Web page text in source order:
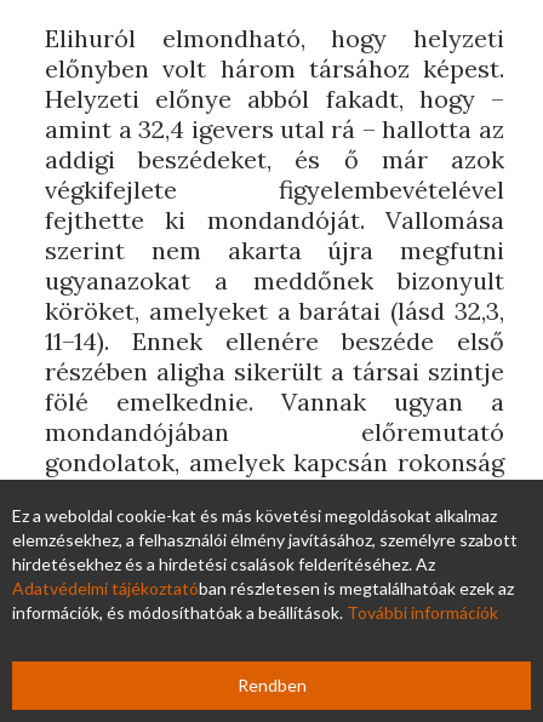
Elihuról elmondható, hogy helyzeti
előnyben volt három társához képest.
Helyzeti előnye abból fakadt, hogy –
amint a 32,4 igevers utal rá – hallotta az
addigi beszédeket, és ő már azok
végkifejlete figyelembevételével
fejthette ki mondandóját. Vallomása
szerint nem akarta újra megfutni
ugyanazokat a meddőnek bizonyult
köröket, amelyeket a barátai (lásd 32,3,
11–14). Ennek ellenére beszéde első
részében aligha sikerült a társai szintje
fölé emelkednie. Vannak ugyan a
mondandójában előremutató
gondolatok, amelyek kapcsán rokonság
valamelyik gondolatával.2 Azonban ezek
legfeljebb felvillanásszerű, töredékes és
véletlennek tűnő rátapintások az
igazság egy-egy részletére. Nem
szakaszában, sőt kifejezetten
gyökértelenül állnak az önméltató (33,3;
Ez a weboldal cookie-kat és más követési megoldásokat alkalmaz
elemzésekhez, a felhasználói élmény javításához, személyre szabott
hirdetésekhez és a hirdetési csalások felderítéséhez. Az
Adatvédelmi tájékoztatóban részletesen is megtalálhatóak ezek az
információk, és módosíthatóak a beállítások. További információk
Rendben